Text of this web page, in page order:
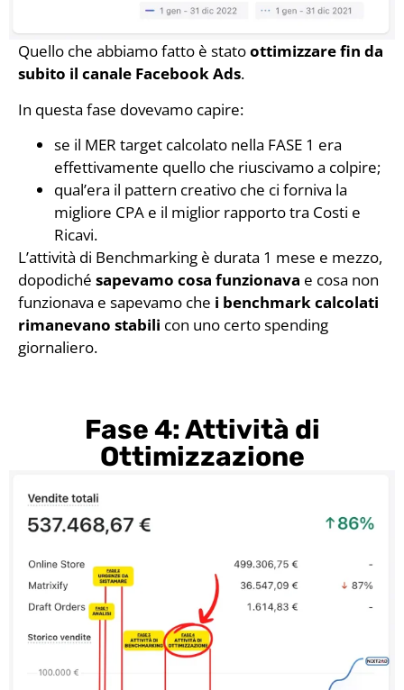
Quello che abbiamo fatto è statoottimizzare fin da
subito il canale Facebook Ads.
In questa fase dovevamo capire:
se il MER target calcolato nella FASE 1 era
effettivamente quello che riuscivamo a colpire;
qual’era il pattern creativo che ci forniva la
migliore CPA e il miglior rapporto tra Costi e
Ricavi.
L’attività di Benchmarking è durata 1 mese e mezzo,
dopodiché sapevamo cosa funzionava e cosa non
funzionava e sapevamo che i benchmark calcolati
rimanevano stabili con uno certo spending
giornaliero.
Fase 4: Attività di
Ottimizzazione